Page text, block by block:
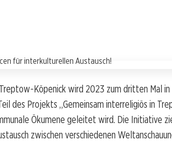
Köpenick wird 2023 zum dritten Mal
des Projekts „Gemeinsam interreligiös in
Ökumene geleitet wird. Die Initiative
zwischen verschiedenen